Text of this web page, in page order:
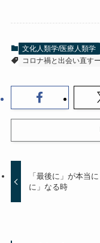
文化人類学/医療人類学
コロナ禍と出会い直す
「最後に」が本当
に」なる時